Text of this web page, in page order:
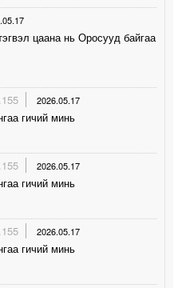
цаана нь Оросууд байгаа
2026.05.17
гичий минь
2026.05.17
гичий минь
2026.05.17
гичий минь